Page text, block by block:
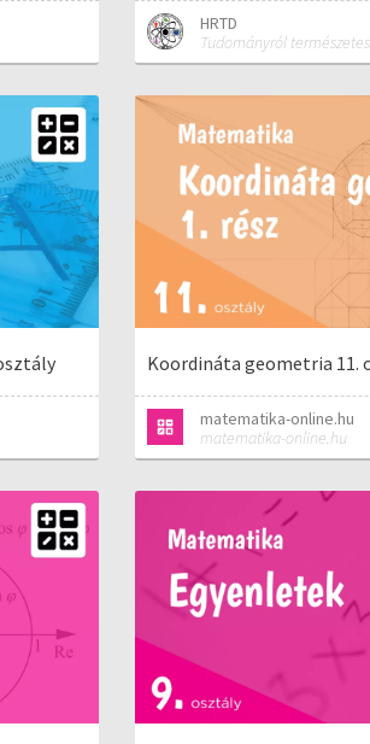
HRTD
Tudományról
Koordináta geometria 11.
matematika-online.hu
matematika-online.hu